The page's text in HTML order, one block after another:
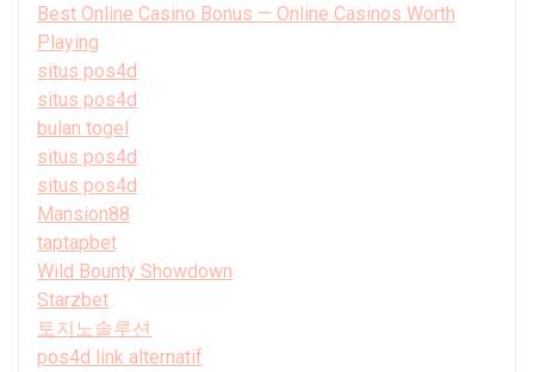
Best Online Casino Bonus — Online Casinos Worth
Playing
situs pos4d
situs pos4d
bulan togel
situs pos4d
situs pos4d
Mansion88
taptapbet
Wild Bounty Showdown
Starzbet
토지노솔루션
pos4d link alternatif